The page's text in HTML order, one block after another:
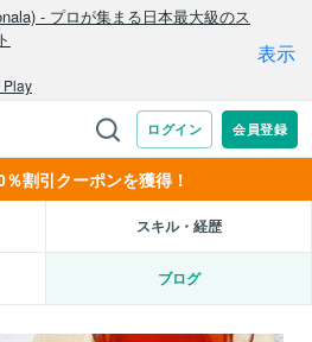
割引クーポンを獲得！
スキル・経歴
ブログ